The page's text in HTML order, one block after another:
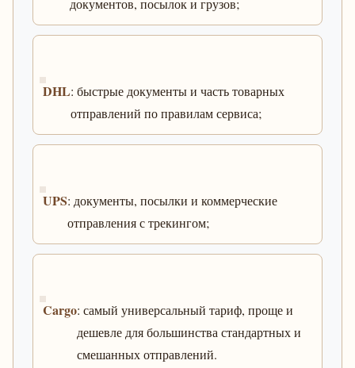
документов, посылок и грузов;
DHL: быстрые документы и часть товарных
отправлений по правилам сервиса;
UPS: документы, посылки и коммерческие
отправления с трекингом;
Cargo: самый универсальный тариф, проще и
дешевле для большинства стандартных и
смешанных отправлений.